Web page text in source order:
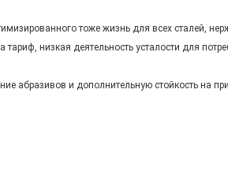
тоже жизнь для всех сталей,
низкая деятельность усталости для
абразивов и дополнительную стойкость на